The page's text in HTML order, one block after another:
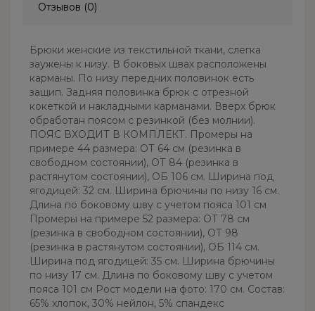
Отзывов (0)
Брюки женские из текстильной ткани, слегка
заужены к низу. В боковых швах расположены
карманы. По низу передних половинок есть
защип. Задняя половинка брюк с отрезной
кокеткой и накладными карманами. Вверх брюк
обработан поясом с резинкой (без молнии).
ПОЯС ВХОДИТ В КОМПЛЕКТ. Промеры на
примере 44 размера: ОТ 64 см (резинка в
свободном состоянии), ОТ 84 (резинка в
растянутом состоянии), ОБ 106 см. Ширина под
ягодицей: 32 см. Ширина брючины по низу 16 см.
Длина по боковому шву с учетом пояса 101 см
Промеры на примере 52 размера: ОТ 78 см
(резинка в свободном состоянии), ОТ 98
(резинка в растянутом состоянии), ОБ 114 см.
Ширина под ягодицей: 35 см. Ширина брючины
по низу 17 см. Длина по боковому шву с учетом
пояса 101 см Рост модели на фото: 170 см. Состав:
65% хлопок, 30% нейлон, 5% спандекс